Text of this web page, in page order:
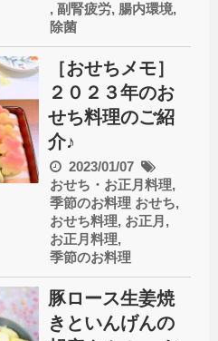
, 副腎疲労, 腸内環境,
除菌
［おせちメモ］
２０２３年のお
せち料理のご紹
介♪
2023/01/07
おせち・お正月料理,
季節のお料理 おせち,
おせち料理, お正月 ,
お正月料理,
季節のお料理
豚ロース生姜焼
きといんげんの